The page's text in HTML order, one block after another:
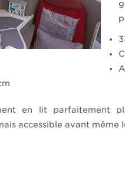
en lit parfaitement
accessible avant même